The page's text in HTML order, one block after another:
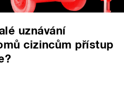
uznávání
cizincům přístup